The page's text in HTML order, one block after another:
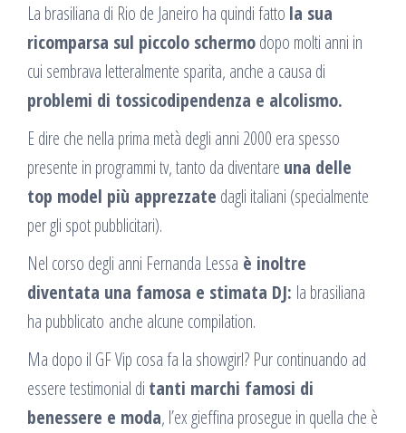
La brasiliana di Rio de Janeiro ha quindi fatto la sua
ricomparsa sul piccolo schermodopo molti anni in
cui sembrava letteralmente sparita, anche a causa di
problemi di tossicodipendenza e alcolismo.
E dire che nella prima metà degli anni 2000 era spesso
presente in programmi tv, tanto da diventare una delle
top model più apprezzate dagli italiani (specialmente
per gli spot pubblicitari).
Nel corso degli anni Fernanda Lessa è inoltre
diventata una famosa e stimata DJ: la brasiliana
ha pubblicato anche alcune compilation.
Ma dopo il GF Vip cosa fa la showgirl? Pur continuando ad
essere testimonial di tanti marchi famosi di
benessere e moda, l’ex gieffina prosegue in quella che è